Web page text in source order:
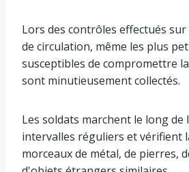
Lors des contrôles effectués
de circulation, même les plus
susceptibles de compromettre
sont minutieusement collectés.
Les soldats marchent le long de
intervalles réguliers et vérifient
morceaux de métal, de pierres,